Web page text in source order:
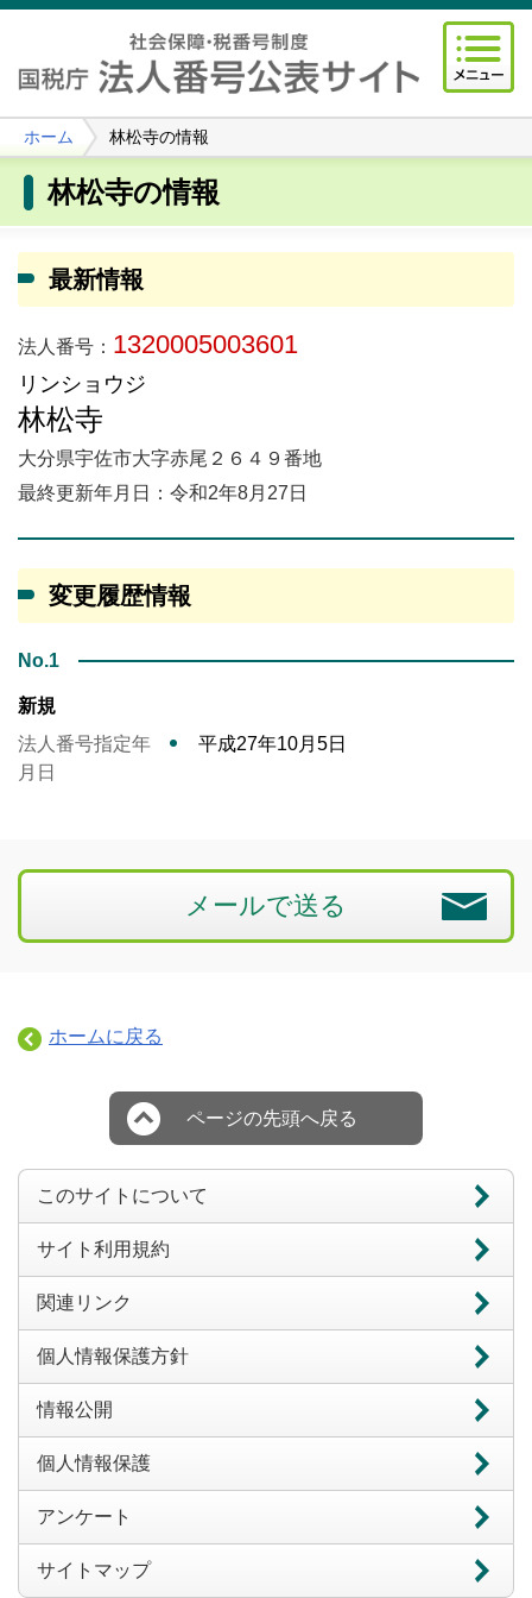
ホーム 林松寺の情報
林松寺の情報
最新情報
法人番号： 1320005003601
リンショウジ
林松寺
大分県宇佐市大字赤尾２６４９番地
最終更新年月日：令和2年8月27日
変更履歴情報
No.1
新規
法人番号指定年
月日
平成27年10月5日
メールで送る
ホームに戻る
ページの先頭へ戻る
このサイトについて
サイト利用規約
関連リンク
個人情報保護方針
情報公開
個人情報保護
アンケート
サイトマップ